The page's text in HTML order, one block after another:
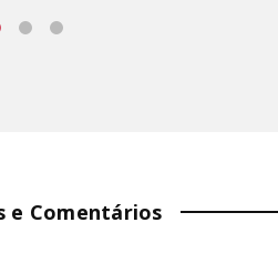
e Comentários